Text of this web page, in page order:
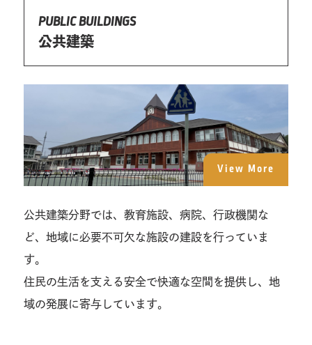
PUBLIC BUILDINGS
公共建築
View More
公共建築分野では、教育施設、病院、行政機関な
ど、地域に必要不可欠な施設の建設を行っていま
す。
住民の生活を支える安全で快適な空間を提供し、地
域の発展に寄与しています。